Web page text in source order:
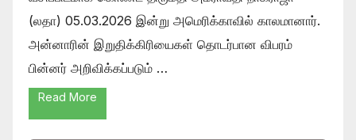
(லதா) 05.03.2026 இன்று அமெரிக்காவில் காலமானார்.
அன்னாரின் இறுதிக்கிரியைகள் தொடர்பான விபரம்
பின்னர் அறிவிக்கப்படும் …
Read More